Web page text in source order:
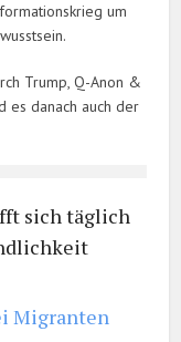
um
Trump, Q-Anon &
es danach auch der
sich täglich
Migranten